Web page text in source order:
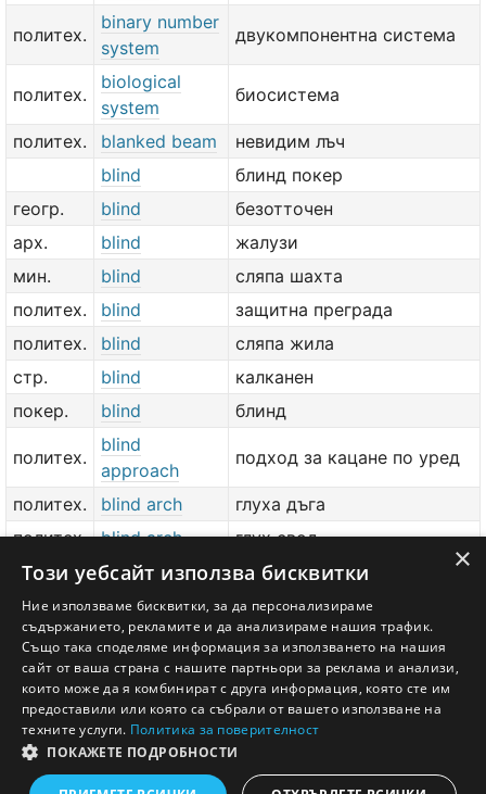
политех.
binary number
system
двукомпонентна система
политех.
biological
system
биосистема
политех. blanked beam
невидим лъч
blind
блинд покер
геогр.
blind
безотточен
арх.
blind
жалузи
мин.
blind
сляпа шахта
политех.
blind
защитна преграда
политех.
blind
сляпа жила
стр.
blind
калканен
покер.
blind блинд
политех.
blind
approach
подход за кацане по уред
политех. blind arch
глуха дъга
политех.
blind arch
глух свод
рлк.
blind area засенчена област
повърхност, недостъпна за
оглед
добави значение или преводтук
Английско - Български речник © Ezikov.com
×
Този уебсайт използва бисквитки
Ние използваме бисквитки, за да персонализираме
съдържанието, рекламите и да анализираме нашия трафик.
Също така споделяме информация за използването на нашия
сайт от ваша страна с нашите партньори за реклама и анализи,
които може да я комбинират с друга информация, която сте им
предоставили или която са събрали от вашето използване на
техните услуги. Политика за поверителност
ПОКАЖЕТЕ ПОДРОБНОСТИ